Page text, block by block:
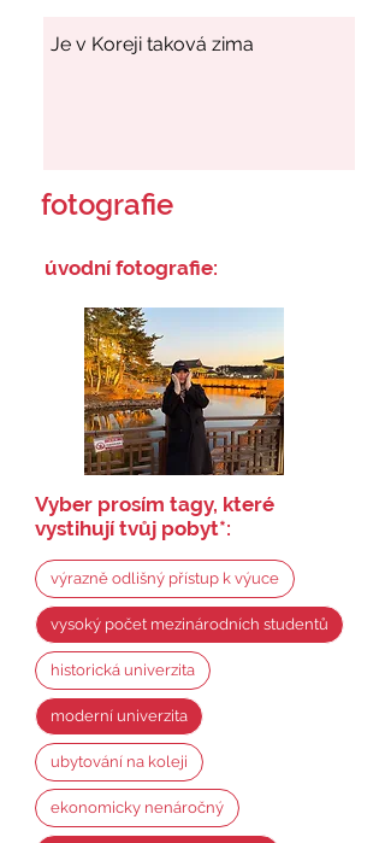
fotografie
úvodní fotografie:
Vyber prosím tagy, které
vystihují tvůj pobyt*:
výrazně odlišný přístup k výuce
vysoký počet mezinárodních studentů
historická univerzita
moderní univerzita
ubytování na koleji
ekonomicky nenáročný